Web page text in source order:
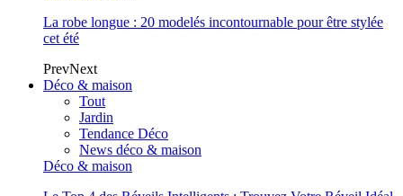
La robe longue : 20 modelés incontournable pour être stylée
cet été
PrevNext
Déco & maison
Tout
Jardin
Tendance Déco
News déco & maison
Déco & maison